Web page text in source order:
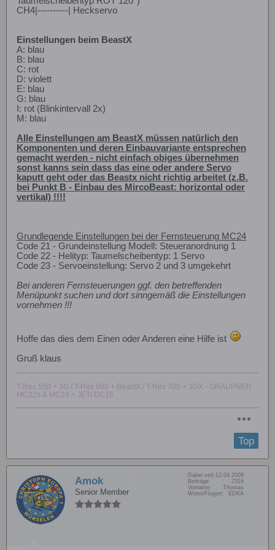
CH4|----------| Heckservo
Einstellungen beim BeastX
A: blau
B: blau
C: rot
D: violett
E: blau
G: blau
I: rot (Blinkintervall 2x)
M: blau
Alle Einstellungen am BeastX müssen natürlich den
Komponenten und deren Einbauvariante entsprechen
gemacht werden - nicht einfach obiges übernehmen
sonst kanns sein dass das eine oder andere Servo
kaputt geht oder das Beastx nicht richtig arbeitet (z.B.
bei Punkt B - Einbau des MircoBeast: horizontal oder
vertikal) !!!!
Grundlegende Einstellungen bei der Fernsteuerung MC24
Code 21 - Grundeinstellung Modell: Steueranordnung 1
Code 22 - Helityp: Taumelscheibentyp: 1 Servo
Code 23 - Servoeinstellung: Servo 2 und 3 umgekehrt
Bei anderen Fernsteuerungen ggf. den betreffenden
Menüpunkt suchen und dort sinngemäß die Einstellungen
vornehmen !!!
Hoffe das dies dem Einen oder Anderen eine Hilfe ist
Gruß klaus
T-Rex 550 + 3G / T-Rex 600 + BeastX / T-Rex 700 + 3GX - GRAUPNER
MC22s & MC24 + JETI DC16
Top
Amok
Senior Member
Dabei seit: 12.04.2009
Beiträge:
7316
Vorname:
Thomas
Wohn/Flugort:
EDKA